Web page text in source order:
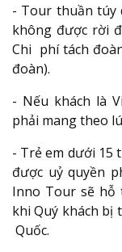
- Tour thuần túy
không được rời
Chi phí tách
đoàn).
- Nếu khách là
phải mang theo
- Trẻ em dưới 15
được uỷ quyền
Inno Tour sẽ
khi Quý khách bị
Quốc.